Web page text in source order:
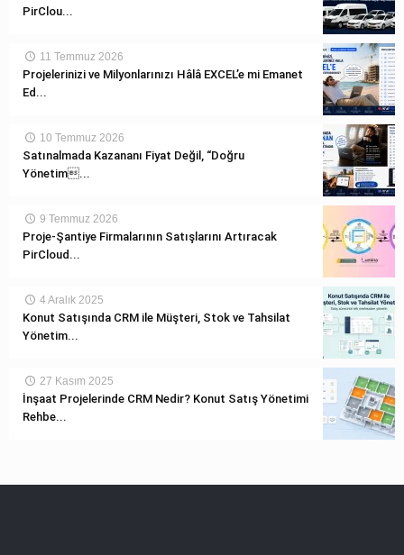
PirClou...
11 Temmuz 2026
Projelerinizi ve Milyonlarınızı Hâlâ EXCEL’e mi Emanet
Ed...
10 Temmuz 2026
Satınalmada Kazananı Fiyat Değil, “Doğru
Yönetim...
9 Temmuz 2026
Proje-Şantiye Firmalarının Satışlarını Artıracak
PirCloud...
4 Aralık 2025
Konut Satışında CRM ile Müşteri, Stok ve Tahsilat
Yönetim...
27 Kasım 2025
İnşaat Projelerinde CRM Nedir? Konut Satış Yönetimi
Rehbe...